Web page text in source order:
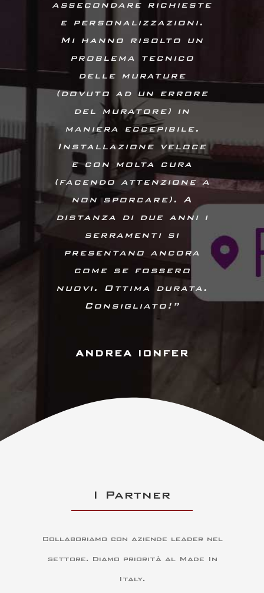
assecondare richieste
e personalizzazioni.
Mi hanno risolto un
problema tecnico
delle murature
(dovuto ad un errore
del muratore) in
maniera eccepibile.
Installazione veloce
e con molta cura
(facendo attenzione a
non sporcare). A
distanza di due anni i
serramenti si
presentano ancora
come se fossero
nuovi. Ottima durata.
Consigliato!”
ANDREA IONFER
poco, non mi hanno
recato alcun disturbo
in casa lasciando
tutto pulito, che solo
chi ha avuto
interventi in casa sa
quanto questo è
importante!”
ROBERTO C.
portoncino e una
porta interna.
Consigliati!”
I Partner
Collaboriamo con aziende leader nel
settore. Diamo priorità al Made In
Italy.